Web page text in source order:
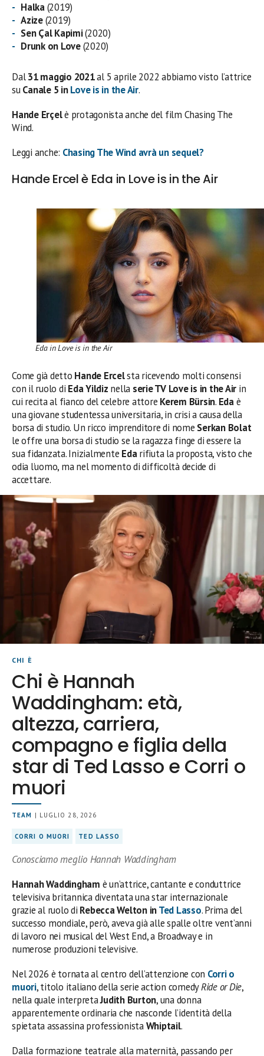
Halka(2019)
Azize(2019)
Sen Çal Kapimi(2020)
Drunk on Love(2020)
Dal31 maggio 2021al 5 aprile 2022 abbiamo visto l’attrice
suCanale 5 inLove is in the Air.
Hande Erçelè protagonista anche del film Chasing The
Wind.
Leggi anche: Chasing The Wind avrà un sequel?
Hande Ercel è Eda in Love is in the Air
Eda in Love is in the Air
Come già detto Hande Ercelsta ricevendo molti consensi
con il ruolo di Eda Yildiz nella serie TV Love is in the Air in
cui recita al fianco del celebre attore Kerem Bürsin. Edaè
una giovane studentessa universitaria, in crisi a causa della
borsa di studio. Un ricco imprenditore di nome Serkan Bolat
le offre una borsa di studio se la ragazza finge di essere la
sua fidanzata. Inizialmente Edarifiuta la proposta, visto che
odia l’uomo, ma nel momento di difficoltà decide di
accettare.
CHI È
Chi è Hannah
Waddingham: età,
altezza, carriera,
compagno e figlia della
star di Ted Lasso e Corri o
muori
TEAM | LUGLIO 28, 2026
CORRI O MUORI TED LASSO
Conosciamo meglio Hannah Waddingham
Hannah Waddingham è un’attrice, cantante e conduttrice
televisiva britannica diventata una star internazionale
grazie al ruolo di Rebecca Welton inTed Lasso. Prima del
successo mondiale, però, aveva già alle spalle oltre vent’anni
di lavoro nei musical del West End, a Broadway e in
numerose produzioni televisive.
Nel 2026 è tornata al centro dell’attenzione con Corri o
muori, titolo italiano della serie action comedyRide or Die,
nella quale interpretaJudith Burton, una donna
apparentemente ordinaria che nasconde l’identità della
spietata assassina professionistaWhiptail.
Dalla formazione teatrale alla maternità, passando per